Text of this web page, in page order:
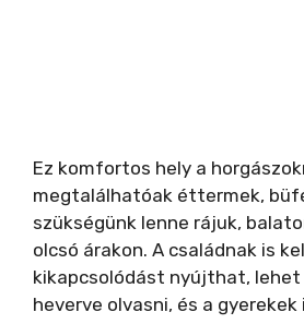
Ez komfortos hely a
megtalálhatóak éttermek,
szükségünk lenne rájuk,
olcsó árakon. A családnak is
kikapcsolódást nyújthat, lehet
heverve olvasni, és a gyerekek